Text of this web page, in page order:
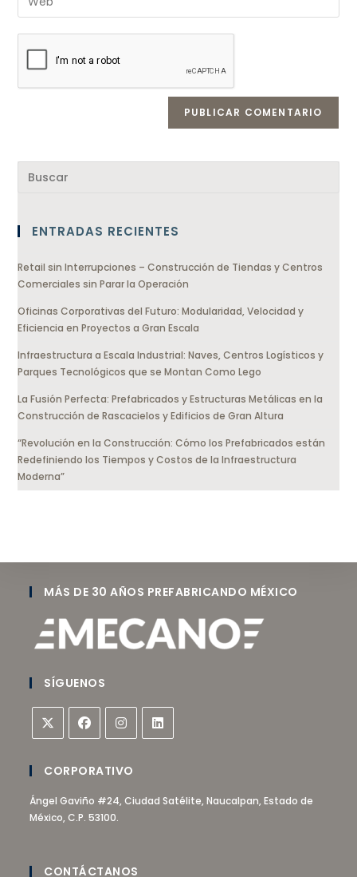
ENTRADAS RECIENTES
Retail sin Interrupciones – Construcción de Tiendas y Centros
Comerciales sin Parar la Operación
Oficinas Corporativas del Futuro: Modularidad, Velocidad y
Eficiencia en Proyectos a Gran Escala
Infraestructura a Escala Industrial: Naves, Centros Logísticos y
Parques Tecnológicos que se Montan Como Lego
La Fusión Perfecta: Prefabricados y Estructuras Metálicas en la
Construcción de Rascacielos y Edificios de Gran Altura
“Revolución en la Construcción: Cómo los Prefabricados están
Redefiniendo los Tiempos y Costos de la Infraestructura
Moderna”
MÁS DE 30 AÑOS PREFABRICANDO MÉXICO
SÍGUENOS
CORPORATIVO
Ángel Gaviño #24, Ciudad Satélite, Naucalpan, Estado de
México, C.P. 53100.
CONTÁCTANOS